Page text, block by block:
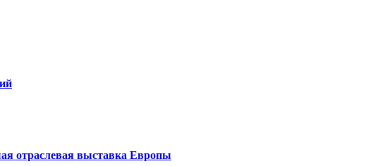
отраслевая выставка Европы